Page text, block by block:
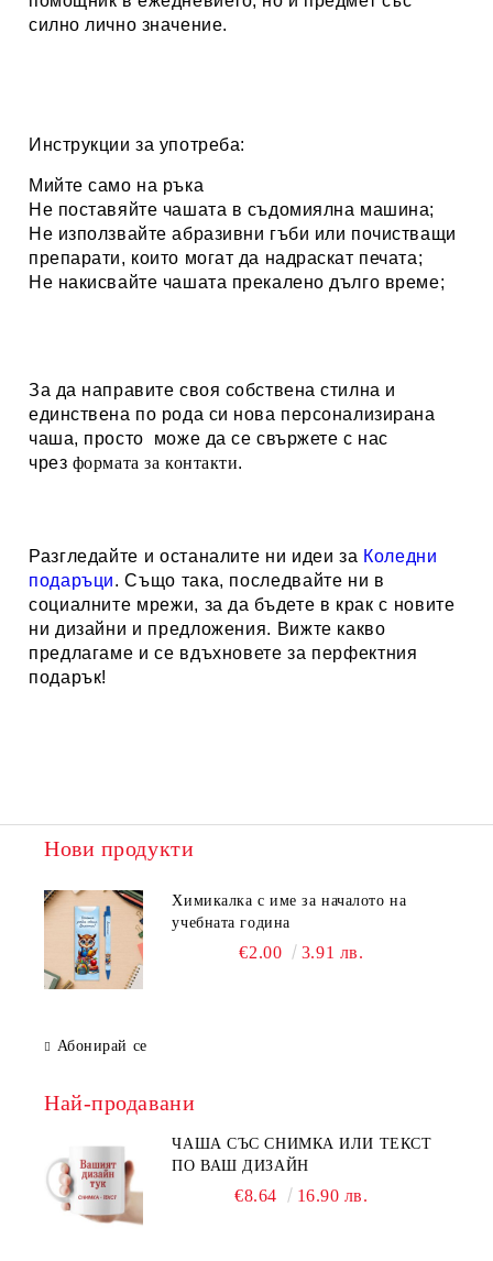
силно лично значение.
Инструкции за употреба:
Мийте само на ръка
Не поставяйте чашата в съдомиялна машина;
Не използвайте абразивни гъби или почистващи
препарати, които могат да надраскат печата;
Не накисвайте чашата прекалено дълго време;
За да направите своя собствена стилна и
единствена по рода си нова персонализирана
чаша, просто може да се свържете с нас
чрез формата за контакти.
Разгледайте и останалите ни идеи за Коледни
подаръци. Също така, последвайте ни в
социалните мрежи, за да бъдете в крак с новите
ни дизайни и предложения. Вижте какво
предлагаме и се вдъхновете за перфектния
подарък!
Нови продукти
Химикалка с име за началото на
учебната година
€2.00 3.91 лв.
Абонирай се
Най-продавани
ЧАША СЪС СНИМКА ИЛИ ТЕКСТ
ПО ВАШ ДИЗАЙН
€8.64 16.90 лв.